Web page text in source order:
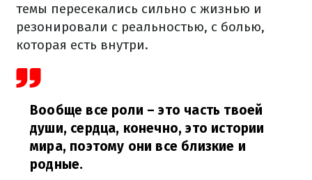
темы пересекались сильно с жизнью и
резонировали с реальностью, с болью,
которая есть внутри.
Вообще все роли – это часть твоей
души, сердца, конечно, это истории
мира, поэтому они все близкие и
родные.